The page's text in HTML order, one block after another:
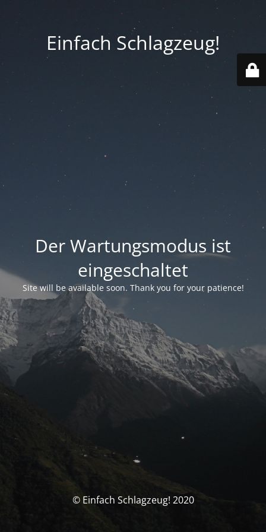
Einfach Schlagzeug!
Der Wartungsmodus ist
eingeschaltet
Site will be available soon. Thank you for your patience!
© Einfach Schlagzeug! 2020